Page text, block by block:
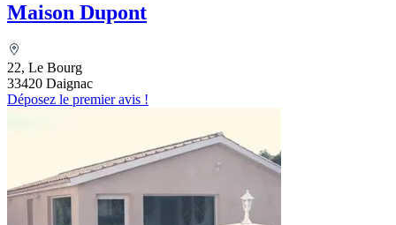
Maison Dupont
22, Le Bourg
33420 Daignac
Déposez le premier avis !